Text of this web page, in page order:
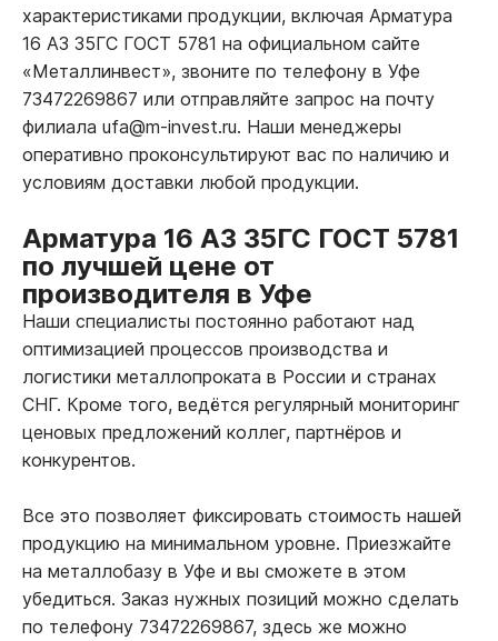
характеристиками продукции, включая Арматура
16 А3 35ГС ГОСТ 5781 на официальном сайте
«Металлинвест», звоните по телефону в Уфе
73472269867 или отправляйте запрос на почту
филиала ufa@m-invest.ru. Наши менеджеры
оперативно проконсультируют вас по наличию и
условиям доставки любой продукции.
Арматура 16 А3 35ГС ГОСТ 5781
по лучшей цене от
производителя в Уфе
Наши специалисты постоянно работают над
оптимизацией процессов производства и
логистики металлопроката в России и странах
СНГ. Кроме того, ведётся регулярный мониторинг
ценовых предложений коллег, партнёров и
конкурентов.
Все это позволяет фиксировать стоимость нашей
продукцию на минимальном уровне. Приезжайте
на металлобазу в Уфе и вы сможете в этом
убедиться. Заказ нужных позиций можно сделать
по телефону 73472269867, здесь же можно